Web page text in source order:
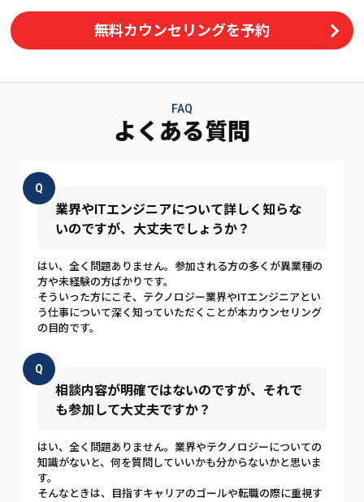
無料カウンセリングを予約
FAQ
よくある質問
Q
業界やITエンジニアについて詳しく知らな
いのですが、大丈夫でしょうか？
はい、全く問題ありません。参加される方の多くが異業種の
方や未経験の方ばかりです。
そういった方にこそ、テクノロジー業界やITエンジニアとい
う仕事について深く知っていただくことが本カウンセリング
の目的です。
Q
相談内容が明確ではないのですが、それで
も参加して大丈夫ですか？
はい、全く問題ありません。業界やテクノロジーについての
知識がないと、何を質問していいかも分からないかと思いま
す。
そんなときは、目指すキャリアのゴールや転職の際に重視す